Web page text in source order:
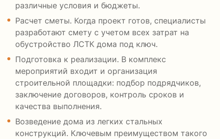
различные условия и бюджеты.
Расчет сметы. Когда проект готов, специалисты
разработают смету с учетом всех затрат на
обустройство ЛСТК дома под ключ.
Подготовка к реализации. В комплекс
мероприятий входит и организация
строительной площадки: подбор подрядчиков,
заключение договоров, контроль сроков и
качества выполнения.
Возведение дома из легких стальных
конструкций. Ключевым преимуществом такого